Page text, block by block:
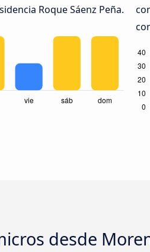
Roque Sáenz Peña.
desde